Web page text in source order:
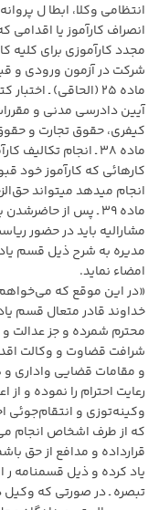
انتظامی وکلا، ابطا ل
انصراف کارآموز یا اقدامی
مجدد کارآموزی برای کلیه
شرکت در آزمون ورودی و
ماده ۲۵ (الحاقی)
آیین دادرسی مدنی و
کیفری، حقوق تجارت و
ماده ۳۸ ـ انجام
کارهائی که کارآموز خود
انجام میدهد میتواند
ماده ۳۹ ـ پس از
مشارالیه باید در حضور
مدیره به شرح ذیل قسم
امضاء نماید.
«در این موقع که
خداوند قادر متعال قسم
محترم شمرده و جز عدالت
شرافت قضاوت و وکالت
و مقامات قضایی واداری
رعایت احترام را نموده و
وکینه‌توزی و انتقام‌جوئی
که از طرف اشخاص انجام
قرارداده و مدافع از حق
یاد کرده و ذیل قسمنامه ر
تبصره ـ در صورتی که